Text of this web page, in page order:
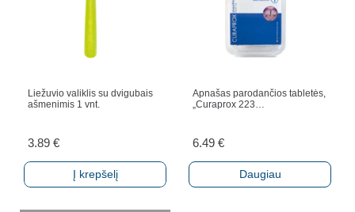
Liežuvio valiklis su dvigubais
ašmenimis 1 vnt.
3.89 €
Į krepšelį
Apnašas parodančios tabletės,
„Curaprox 223…
6.49 €
Daugiau